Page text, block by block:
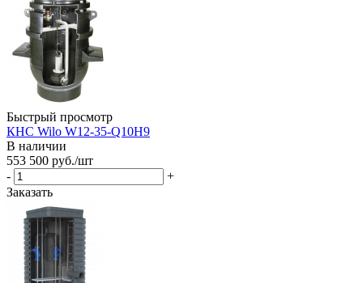
Быстрый просмотр
КНС Wilo W12-35-Q10H9
В наличии
553 500 руб./шт
-
+
Заказать